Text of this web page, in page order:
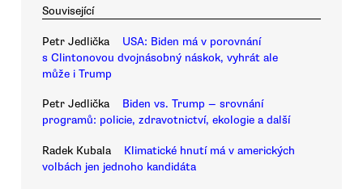
Související
Petr Jedlička
USA: Biden má v porovnání
s Clintonovou dvojnásobný náskok, vyhrát ale
může i Trump
Petr Jedlička
Biden vs. Trump — srovnání
programů: policie, zdravotnictví, ekologie a další
Radek Kubala
Klimatické hnutí má v amerických
volbách jen jednoho kandidáta